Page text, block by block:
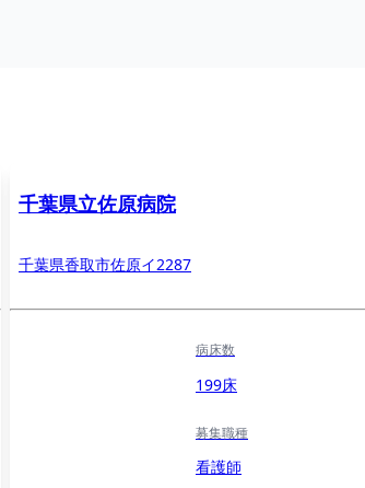
千葉県立佐原病院
千葉県香取市佐原イ2287
病床数
199床
募集職種
看護師